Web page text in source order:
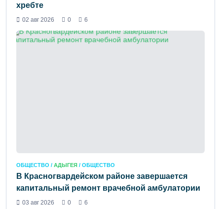
хребте
02 авг 2026 0 6
ОБЩЕСТВО / АДЫГЕЯ / ОБЩЕСТВО
В Красногвардейском районе завершается
капитальный ремонт врачебной амбулатории
03 авг 2026 0 6